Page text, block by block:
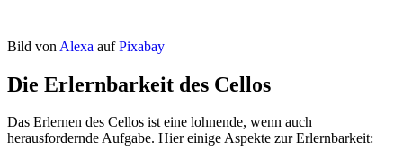
Bild von Alexa aufPixabay
Die Erlernbarkeit des Cellos
Das Erlernen des Cellos ist eine lohnende, wenn auch
herausfordernde Aufgabe. Hier einige Aspekte zur Erlernbarkeit: